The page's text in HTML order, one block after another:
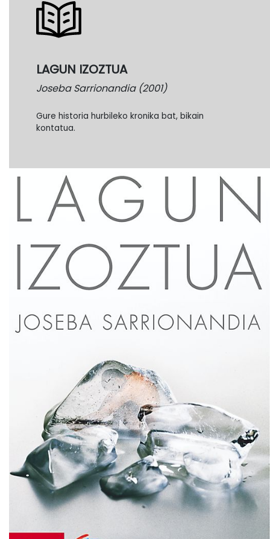
LAGUN IZOZTUA
Joseba Sarrionandia (2001)
Gure historia hurbileko kronika bat, bikain
kontatua.